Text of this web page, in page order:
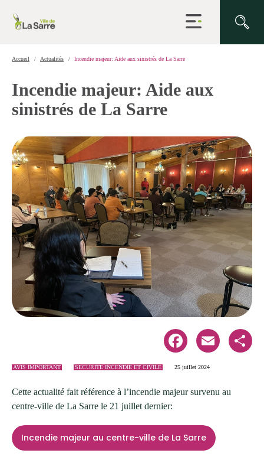
Ouvrir
la
Accueil Actualités Incendie majeur: Aide aux sinistrés de La Sarre
Incendie majeur: Aide aux
sinistrés de La Sarre
AVIS IMPORTANT SÉCURITÉ INCENDIE ET CIVILE 25 juillet 2024
Facebook Email Share
Cette actualité fait référence à l’incendie majeur survenu au
centre-ville de La Sarre le 21 juillet dernier:
Incendie majeur au centre-ville de La Sarre